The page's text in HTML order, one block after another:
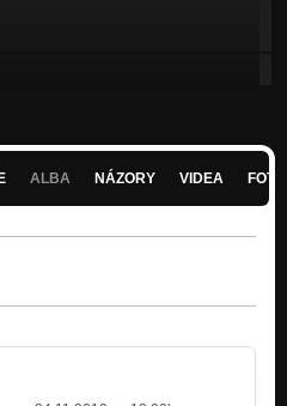
ALBA NÁZORY VIDEA